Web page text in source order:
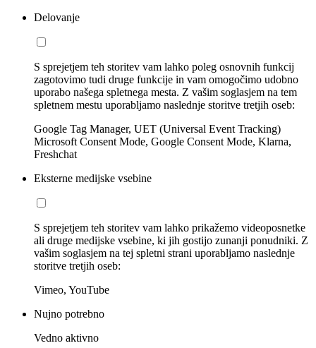
Delovanje
S sprejetjem teh storitev vam lahko poleg osnovnih funkcij
zagotovimo tudi druge funkcije in vam omogočimo udobno
uporabo našega spletnega mesta. Z vašim soglasjem na tem
spletnem mestu uporabljamo naslednje storitve tretjih oseb:
Google Tag Manager, UET (Universal Event Tracking)
Microsoft Consent Mode, Google Consent Mode, Klarna,
Freshchat
Eksterne medijske vsebine
S sprejetjem teh storitev vam lahko prikažemo videoposnetke
ali druge medijske vsebine, ki jih gostijo zunanji ponudniki. Z
vašim soglasjem na tej spletni strani uporabljamo naslednje
storitve tretjih oseb:
Vimeo, YouTube
Nujno potrebno
Vedno aktivno